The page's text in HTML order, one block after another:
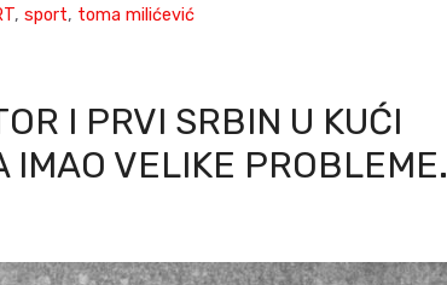
,sport, toma milićević
I PRVI SRBIN U KUĆI
VELIKE PROBLEME.